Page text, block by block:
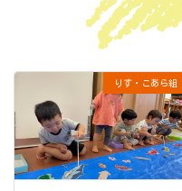
りす・こあら組